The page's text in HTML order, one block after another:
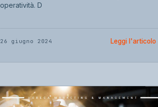
operatività. D
26 giugno 2024 Leggi l'articolo